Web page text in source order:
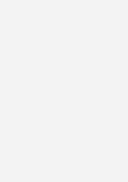
Bestes, damit das
Leitungen in die
ein Mitarbeiter in der
drei ständige
in der Produktion als
Teamarbeit des
für Behinderte dar",
Arbeit mit diesen
ist aber auch eine
rund um das Liesker Bier:
hölzernen Kasten aus der